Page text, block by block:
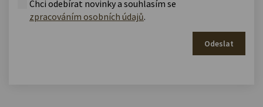
Chci odebírat novinky a souhlasím se
zpracováním osobních údajů.
Odeslat